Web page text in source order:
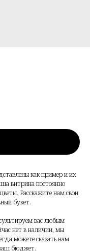
как пример и их
витрина постоянно
Расскажите нам свои
букет.
вас любым
нет в наличии, мы
можете сказать нам
бюджет.